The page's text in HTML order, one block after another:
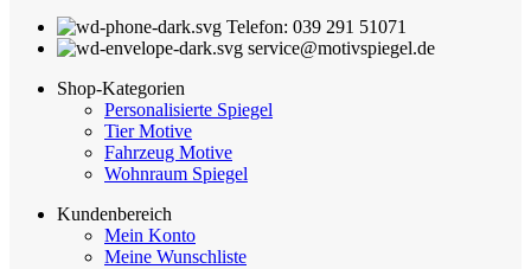
Telefon: 039 291 51071
service@motivspiegel.de
Shop-Kategorien
Personalisierte Spiegel
Tier Motive
Fahrzeug Motive
Wohnraum Spiegel
Kundenbereich
Mein Konto
Meine Wunschliste